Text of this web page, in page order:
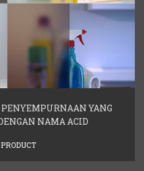
YANG
NAMA ACID